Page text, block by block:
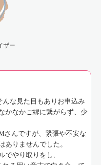
ザー
な見た目もありお申込み
かなかご縁に繋がらず、少
さんですが、緊張や不安な
ありませんでした。
でやり取りをし、